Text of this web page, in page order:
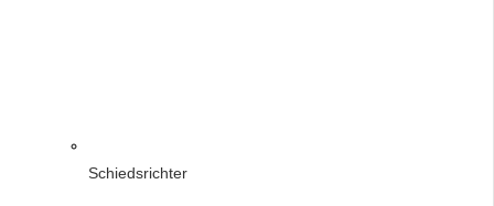
Schiedsrichter